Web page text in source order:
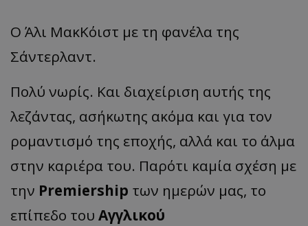
Ο Άλι ΜακΚόιστ με τη φανέλα της
Σάντερλαντ.
Πολύ νωρίς. Και διαχείριση αυτής της
λεζάντας, ασήκωτης ακόμα και για τον
ρομαντισμό της εποχής, αλλά και το άλμα
στην καριέρα του. Παρότι καμία σχέση με
την Premiership των ημερών μας, το
επίπεδο του Αγγλικού